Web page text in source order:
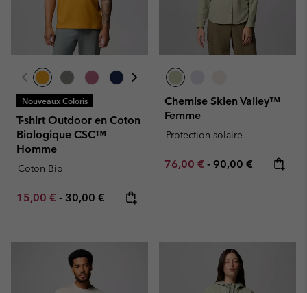
Nouveaux Coloris
T-shirt Outdoor en Coton
Biologique CSC™
Homme
Coton Bio
Minimum sale price:
15,00 € - Maximum price:
30,00 €
Chemise Skien Valley™
Femme
Protection solaire
Minimum sale price:
76,00 € - Maximum price:
90,00 €